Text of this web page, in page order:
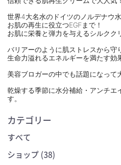
世界4大名水のドイツのノルデナウ水
お肌の再生に役立つEGFまで！
お肌に栄養と弾力を与えるシルクク
バリアーのように肌ストレスから守
生命力溢れるエネルギーを満たす効
美容ブロガーの中でも話題になって
乾燥する季節に水分補給・アンチエ
す。
カテゴリー
すべて
ショップ (38)